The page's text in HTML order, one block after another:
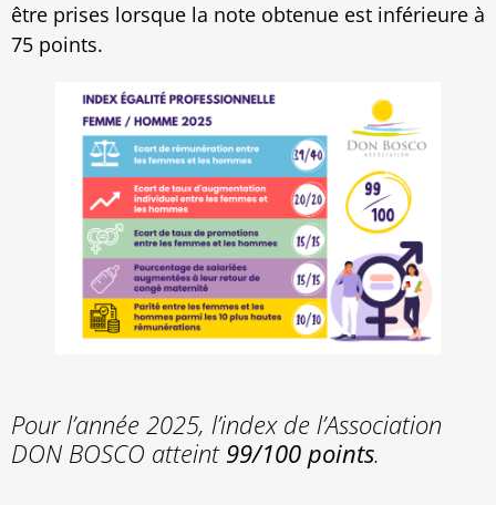
être prises lorsque la note obtenue est inférieure à
75 points.
Pour l’année 2025, l’index de l’Association
DON BOSCO atteint 99/100 points.